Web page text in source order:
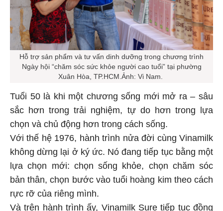
Hỗ trợ sản phẩm và tư vấn dinh dưỡng trong chương trình
Ngày hội “chăm sóc sức khỏe người cao tuổi” tại phường
Xuân Hòa, TP.HCM.Ảnh: Vi Nam.
Tuổi 50 là khi một chương sống mới mở ra – sâu
sắc hơn trong trải nghiệm, tự do hơn trong lựa
chọn và chủ động hơn trong cách sống.
Với thế hệ 1976, hành trình nửa đời cùng Vinamilk
không dừng lại ở ký ức. Nó đang tiếp tục bằng một
lựa chọn mới: chọn sống khỏe, chọn chăm sóc
bản thân, chọn bước vào tuổi hoàng kim theo cách
rực rỡ của riêng mình.
Và trên hành trình ấy, Vinamilk Sure tiếp tục đồng